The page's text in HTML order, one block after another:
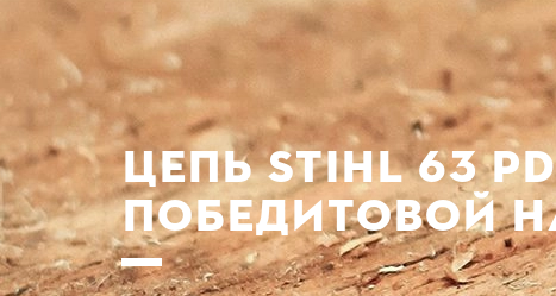
ЦЕПЬ STIHL 63
ПОБЕДИТОВОЙ